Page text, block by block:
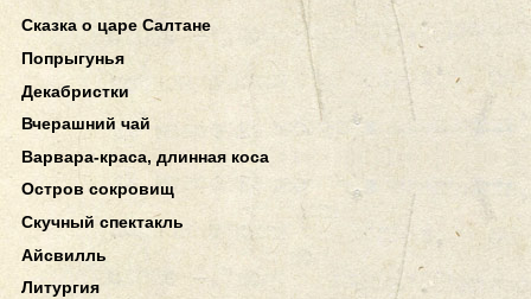
Сказка о царе Салтане
Попрыгунья
Декабристки
Вчерашний чай
Варвара-краса, длинная коса
Остров сокровищ
Скучный спектакль
Айсвилль
Литургия